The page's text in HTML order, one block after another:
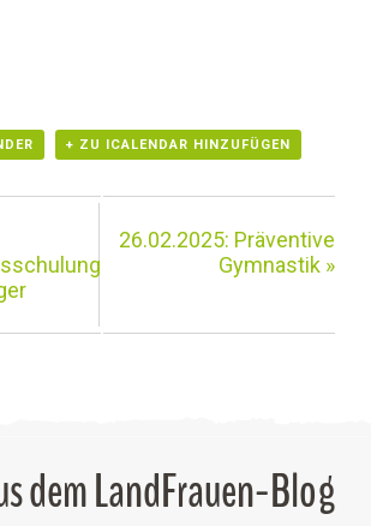
+ ZU ICALENDAR HINZUFÜGEN
26.02.2025: Präventive
Gymnastik »
dem LandFrauen-Blog